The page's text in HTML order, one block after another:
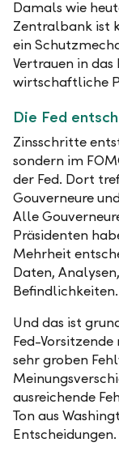
Damals wie
Zentralbank ist
ein
Vertrauen in
wirtschaftliche
Die Fed
Zinsschritte
sondern im
der Fed. Dort
Gouverneure
Alle
Präsidenten
Mehrheit
Daten,
Und das ist
Fed-
sehr groben
ausreichende
Ton aus
Entscheidungen.